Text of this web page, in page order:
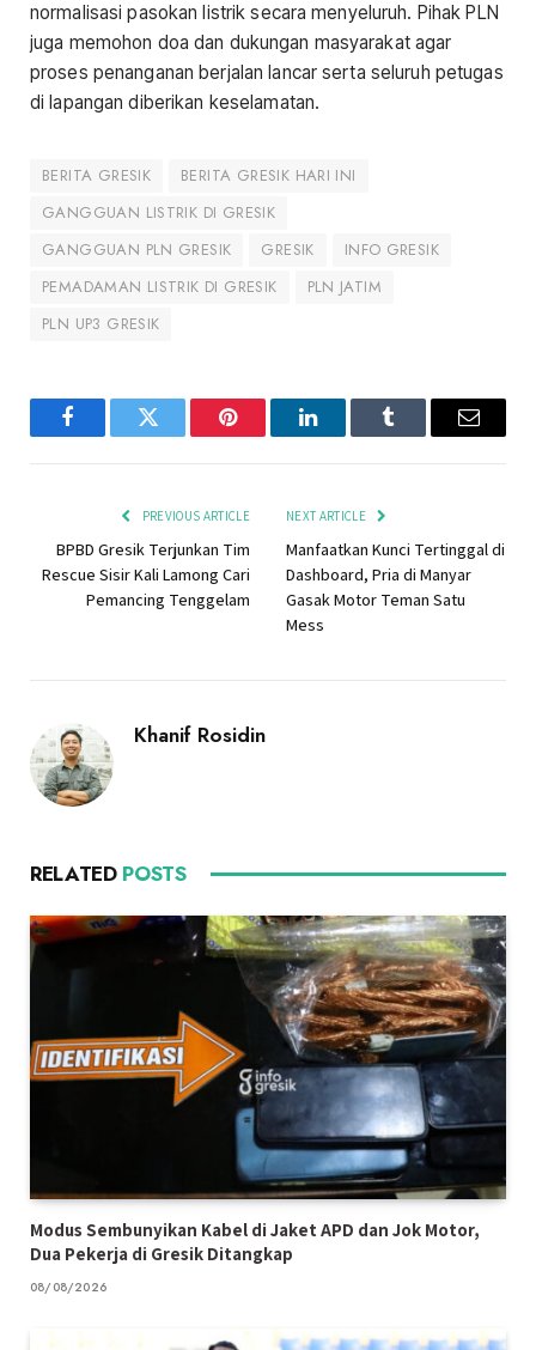
normalisasi pasokan listrik secara menyeluruh. Pihak PLN
juga memohon doa dan dukungan masyarakat agar
proses penanganan berjalan lancar serta seluruh petugas
di lapangan diberikan keselamatan.
BERITA GRESIK
BERITA GRESIK HARI INI
GANGGUAN LISTRIK DI GRESIK
GANGGUAN PLN GRESIK
GRESIK
INFO GRESIK
PEMADAMAN LISTRIK DI GRESIK
PLN JATIM
PLN UP3 GRESIK
FacebookTwitter Pinterest LinkedInTumblr Email
PREVIOUS ARTICLE
BPBD Gresik Terjunkan Tim
Rescue Sisir Kali Lamong Cari
Pemancing Tenggelam
NEXT ARTICLE
Manfaatkan Kunci Tertinggal di
Dashboard, Pria di Manyar
Gasak Motor Teman Satu
Mess
Khanif Rosidin
RELATED POSTS
Modus Sembunyikan Kabel di Jaket APD dan Jok Motor,
Dua Pekerja di Gresik Ditangkap
08/08/2026